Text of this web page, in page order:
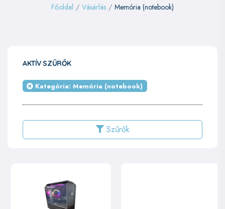
Főoldal / Vásárlás / Memória (notebook)
AKTÍV SZŰRŐK
Kategória: Memória (notebook)
Szűrők